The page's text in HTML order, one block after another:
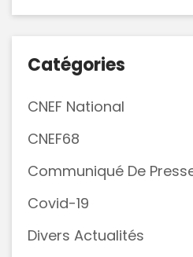
Catégories
CNEF National
CNEF68
Communiqué De
Covid-19
Divers Actualités